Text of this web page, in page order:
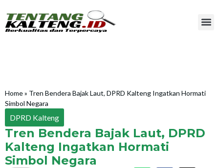
Home» Tren Bendera Bajak Laut, DPRD Kalteng Ingatkan Hormati
Simbol Negara
DPRD Kalteng
Tren Bendera Bajak Laut, DPRD
Kalteng Ingatkan Hormati
Simbol Negara